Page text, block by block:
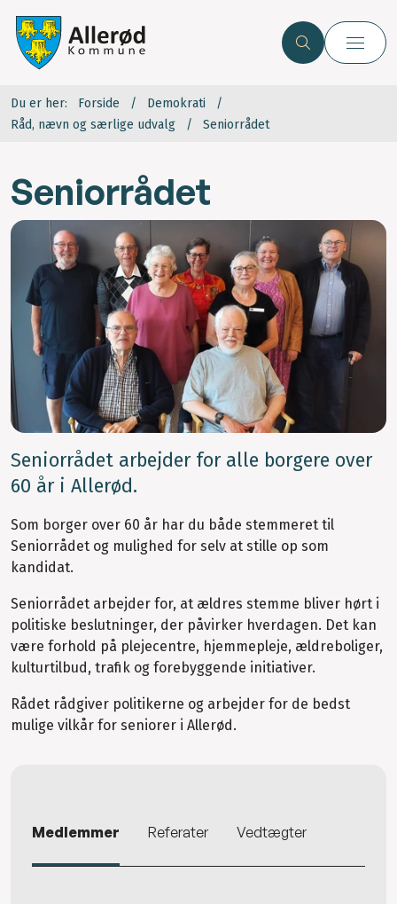
Du er her: Forside
Demokrati
Råd, nævn og særlige udvalg
Seniorrådet
Seniorrådet
Seniorrådet arbejder for alle borgere over
60 år i Allerød.
Som borger over 60 år har du både stemmeret til
Seniorrådet og mulighed for selv at stille op som
kandidat.
Seniorrådet arbejder for, at ældres stemme bliver hørt i
politiske beslutninger, der påvirker hverdagen. Det kan
være forhold på plejecentre, hjemmepleje, ældreboliger,
kulturtilbud, trafik og forebyggende initiativer.
Rådet rådgiver politikerne og arbejder for de bedst
mulige vilkår for seniorer i Allerød.
Medlemmer Referater Vedtægter